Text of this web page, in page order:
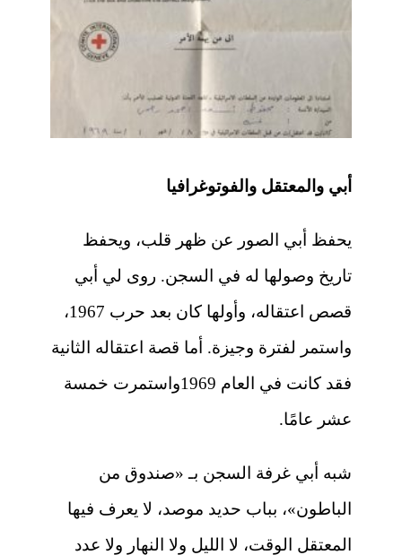
أبي والمعتقل والفوتوغرافيا
يحفظ أبي الصور عن ظهر قلب، ويحفظ
تاريخ وصولها له في السجن. روى لي أبي
قصص اعتقاله، وأولها كان بعد حرب 1967،
واستمر لفترة وجيزة. أما قصة اعتقاله الثانية
فقد كانت في العام 1969واستمرت خمسة
عشر عامًا.
شبه أبي غرفة السجن بـ «صندوق من
الباطون»، بباب حديد موصد، لا يعرف فيها
المعتقل الوقت، لا الليل ولا النهار ولا عدد